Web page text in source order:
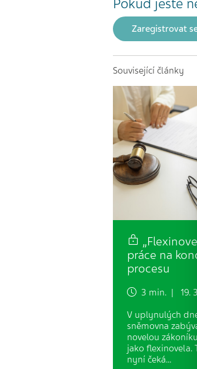
Pokud ještě
Zaregistrovat
Související články
práce na
procesu
3 min. | 19.
V uplynulých
sněmovna
novelou
jako flexinovela.
nyní čeká…